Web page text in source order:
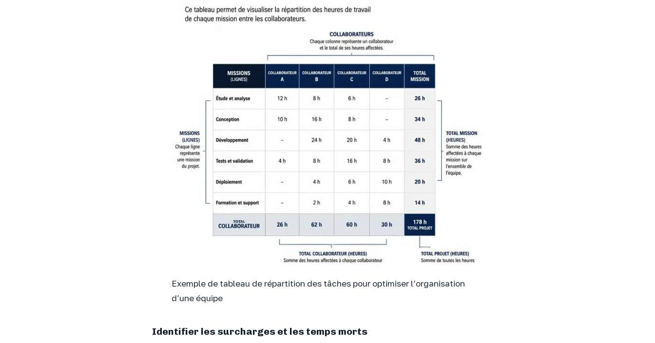
Exemple de tableau de répartition des tâches pour optimiser l’organisation
d’une équipe
Identifier les surcharges et les temps morts